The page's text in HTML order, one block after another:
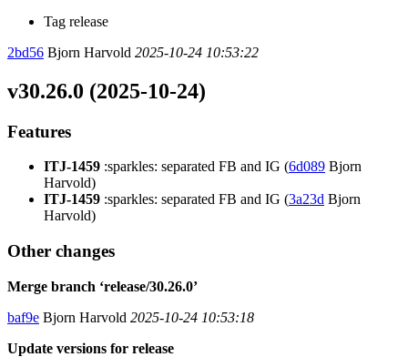
Tag release
2bd56 Bjorn Harvold 2025-10-24 10:53:22
v30.26.0 (2025-10-24)
Features
ITJ-1459 :sparkles: separated FB and IG (6d089 Bjorn
Harvold)
ITJ-1459 :sparkles: separated FB and IG (3a23d Bjorn
Harvold)
Other changes
Merge branch ‘release/30.26.0’
baf9e Bjorn Harvold 2025-10-24 10:53:18
Update versions for release